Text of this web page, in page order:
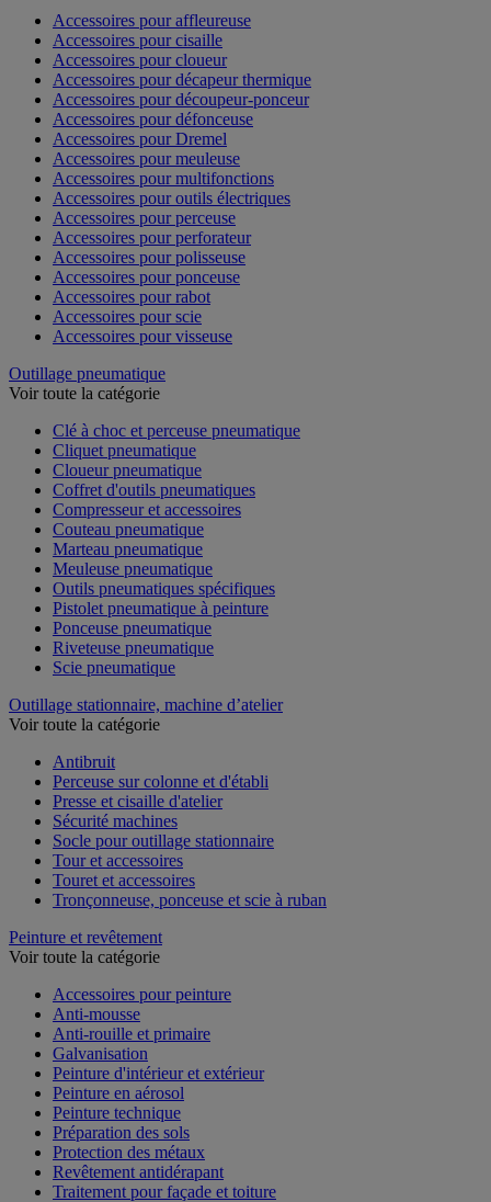
Accessoires pour affleureuse
Accessoires pour cisaille
Accessoires pour cloueur
Accessoires pour décapeur thermique
Accessoires pour découpeur-ponceur
Accessoires pour défonceuse
Accessoires pour Dremel
Accessoires pour meuleuse
Accessoires pour multifonctions
Accessoires pour outils électriques
Accessoires pour perceuse
Accessoires pour perforateur
Accessoires pour polisseuse
Accessoires pour ponceuse
Accessoires pour rabot
Accessoires pour scie
Accessoires pour visseuse
Outillage pneumatique
Voir toute la catégorie
Clé à choc et perceuse pneumatique
Cliquet pneumatique
Cloueur pneumatique
Coffret d'outils pneumatiques
Compresseur et accessoires
Couteau pneumatique
Marteau pneumatique
Meuleuse pneumatique
Outils pneumatiques spécifiques
Pistolet pneumatique à peinture
Ponceuse pneumatique
Riveteuse pneumatique
Scie pneumatique
Outillage stationnaire, machine d’atelier
Voir toute la catégorie
Antibruit
Perceuse sur colonne et d'établi
Presse et cisaille d'atelier
Sécurité machines
Socle pour outillage stationnaire
Tour et accessoires
Touret et accessoires
Tronçonneuse, ponceuse et scie à ruban
Peinture et revêtement
Voir toute la catégorie
Accessoires pour peinture
Anti-mousse
Anti-rouille et primaire
Galvanisation
Peinture d'intérieur et extérieur
Peinture en aérosol
Peinture technique
Préparation des sols
Protection des métaux
Revêtement antidérapant
Traitement pour façade et toiture